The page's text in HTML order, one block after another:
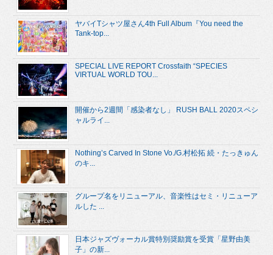
ヤバイTシャツ屋さん4th Full Album『You need the
Tank-top...
SPECIAL LIVE REPORT Crossfaith “SPECIES
VIRTUAL WORLD TOU...
開催から2週間「感染者なし」 RUSH BALL 2020スペシ
ャルライ...
Nothing’s Carved In Stone Vo./G.村松拓 続・たっきゅん
のキ...
グループ名をリニューアル、音楽性はセミ・リニューア
ルした ...
日本ジャズヴォーカル賞特別奨励賞を受賞「星野由美
子」の新...